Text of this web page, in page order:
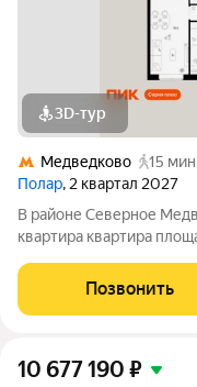
3D-тур
Медведково
15
Полар, 2 квартал 2027
В районе Северное
квартира квартира
расположение 17
«Медведково». 8 минут
Позвонить
10 677 190 ₽